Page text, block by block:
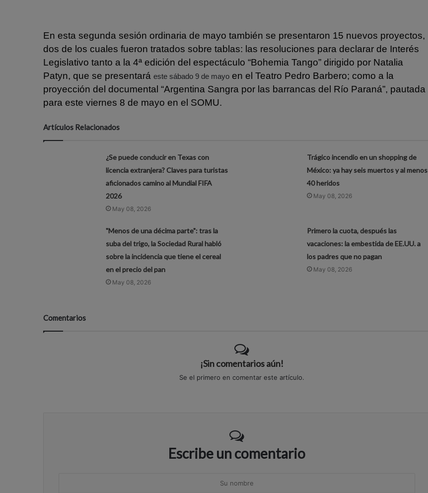
En esta segunda sesión ordinaria de mayo también se presentaron 15 nuevos proyectos,
dos de los cuales fueron tratados sobre tablas: las resoluciones para declarar de Interés
Legislativo tanto a la 4ª edición del espectáculo “Bohemia Tango” dirigido por Natalia
Patyn, que se presentará este sábado 9 de mayo en el Teatro Pedro Barbero; como a la
proyección del documental “Argentina Sangra por las barrancas del Río Paraná”, pautada
para este viernes 8 de mayo en el SOMU.
Artículos Relacionados
¿Se puede conducir en Texas con
licencia extranjera? Claves para turistas
aficionados camino al Mundial FIFA
2026
May 08, 2026
Trágico incendio en un shopping de
México: ya hay seis muertos y al menos
40 heridos
May 08, 2026
"Menos de una décima parte": tras la
suba del trigo, la Sociedad Rural habló
sobre la incidencia que tiene el cereal
en el precio del pan
May 08, 2026
Primero la cuota, después las
vacaciones: la embestida de EE.UU. a
los padres que no pagan
May 08, 2026
Comentarios
¡Sin comentarios aún!
Se el primero en comentar este artículo.
Escribe un comentario